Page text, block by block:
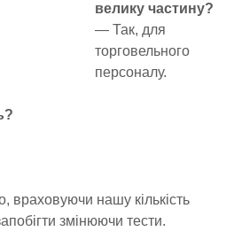
велику частину?
— Так, для
торговельного
персоналу.
враховуючи нашу кількість
змінюючи тести.